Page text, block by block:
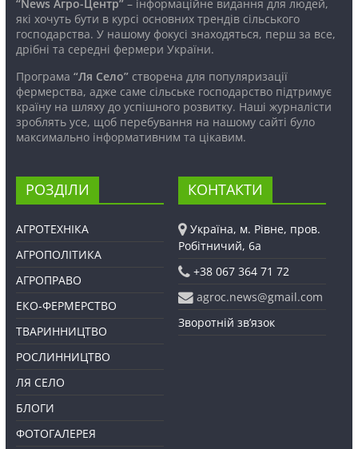
“News Агро-Центр”– інформаційне видання для людей,
які хочуть бути в курсі основних трендів сільського
господарства. У нашому фокусі знаходяться, перш за все,
дрібні та середні фермери України.
Програма “Ля Село”створена для популяризації
фермерства, адже саме сільське господарство підтримує
країну на шляху до успішного розвитку. Наші журналісти
зроблять усе, щоб перебування на нашому сайті було
максимально інформативним та цікавим.
РОЗДІЛИ
АГРОТЕХНІКА
АГРОПОЛІТИКА
АГРОПРАВО
ЕКО-ФЕРМЕРСТВО
ТВАРИННИЦТВО
РОСЛИННИЦТВО
ЛЯ СЕЛО
БЛОГИ
ФОТОГАЛЕРЕЯ
КОНТАКТИ
Україна, м. Рівне, пров.
Робітничий, 6а
+38 067 364 71 72
agroc.news@gmail.com
Зворотній зв’язок